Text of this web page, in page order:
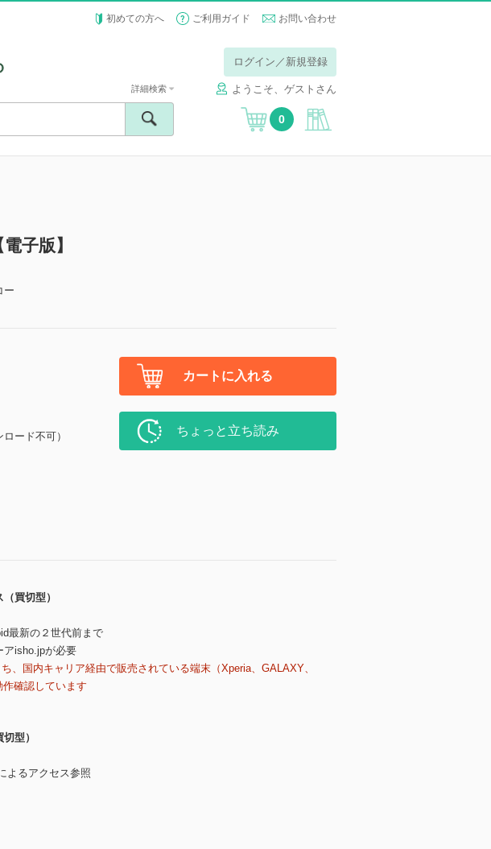
初めての方へ ご利用ガイド お問い合わせ
ログイン／新規登録
ようこそ、ゲストさん
詳細検索
0
子版】
ー
ード不可）
カートに入れる
ちょっと立ち読み
買切型）
最新の２世代前まで
アisho.jpが必要
、国内キャリア経由で販売されている端末（Xperia、GALAXY、
確認しています
型）
よるアクセス参照